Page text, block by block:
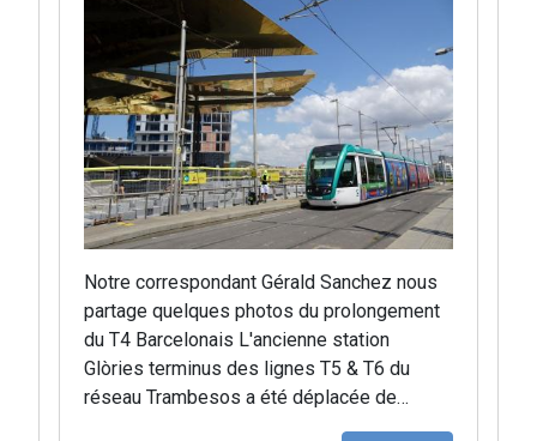
Notre correspondant Gérald Sanchez nous
partage quelques photos du prolongement
du T4 Barcelonais L'ancienne station
Glòries terminus des lignes T5 & T6 du
réseau Trambesos a été déplacée de…